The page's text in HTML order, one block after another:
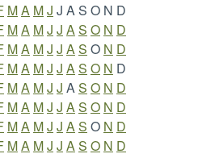
MA MJ J AS O N D
MA MJ J AS O N D
MA MJ J AS O N D
MA MJ J AS O N D
MA MJ J AS O N D
MA MJ J AS O N D
MA MJ J AS O N D
MA MJ J AS O N D